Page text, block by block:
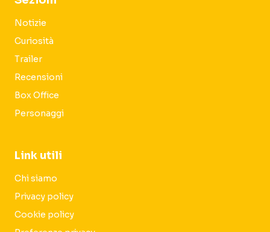
Notizie
Curiosità
Trailer
Recensioni
Box Office
Personaggi
Link utili
Chi siamo
Privacy policy
Cookie policy